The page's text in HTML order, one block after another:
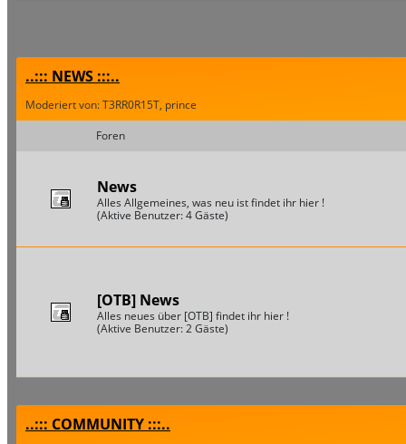
..::: NEWS :::..
Moderiert von: T3RR0R15T, prince
Foren
News
Alles Allgemeines, was neu ist findet ihr hier !
(Aktive Benutzer: 4 Gäste)
[OTB] News
Alles neues über [OTB] findet ihr hier !
(Aktive Benutzer: 2 Gäste)
..::: COMMUNITY :::..